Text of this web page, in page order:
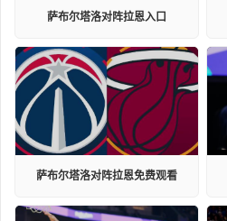
萨布尔塔洛对阵拉恩入口
萨布尔塔洛对阵拉恩免费观看